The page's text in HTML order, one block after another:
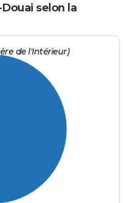
selon la
de l'Intérieur)